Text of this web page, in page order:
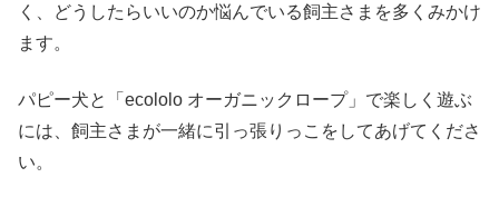
く、どうしたらいいのか悩んでいる飼主さまを多くみかけ
ます。
パピー犬と「ecololo オーガニックロープ」で楽しく遊ぶ
には、飼主さまが一緒に引っ張りっこをしてあげてくださ
い。